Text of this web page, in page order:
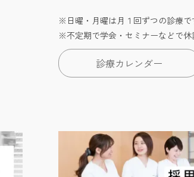
※日曜・月曜は月１回ずつの診療で
※不定期で学会・セミナーなどで休
診療カレンダー